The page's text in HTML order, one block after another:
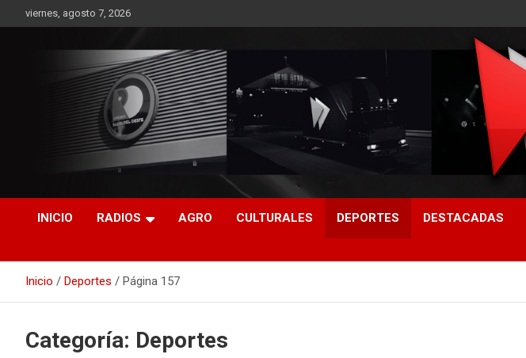
al
viernes, agosto 7, 2026
RO CONTENIDOS
INICIO RADIOS AGRO CULTURALES DEPORTES DESTACADAS
Inicio Deportes Página 157
Categoría: Deportes